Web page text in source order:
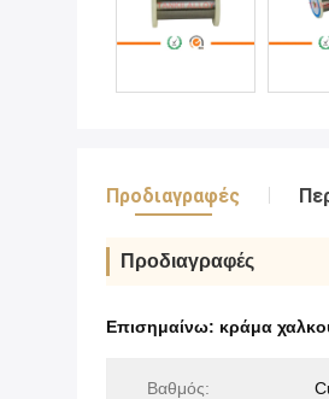
Προδιαγραφές
Προδιαγραφές
Επισημαίνω: κράμα
Βαθμός: